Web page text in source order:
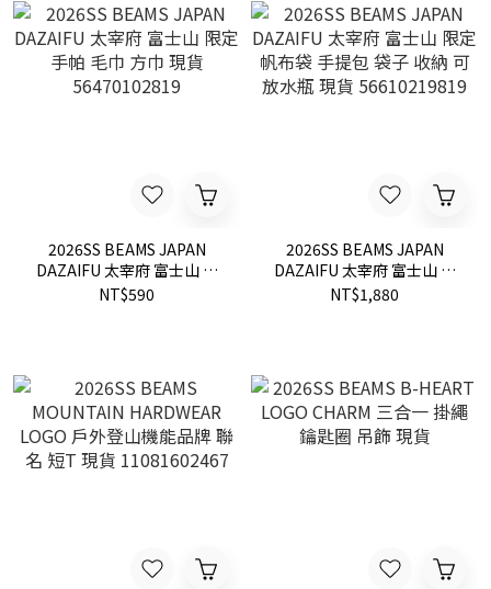
2026SS BEAMS JAPAN
DAZAIFU 太宰府 富士山 限
定 手帕 毛巾 方巾 現貨
NT$590
2026SS BEAMS JAPAN
DAZAIFU 太宰府 富士山 限
定 帆布袋 手提包 袋子 收納
NT$1,880